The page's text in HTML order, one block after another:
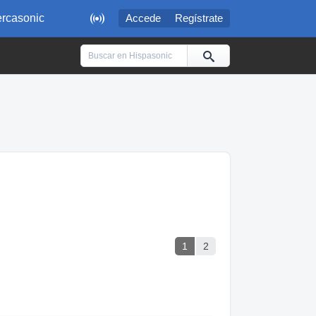
 Accede Regístrate
1 2